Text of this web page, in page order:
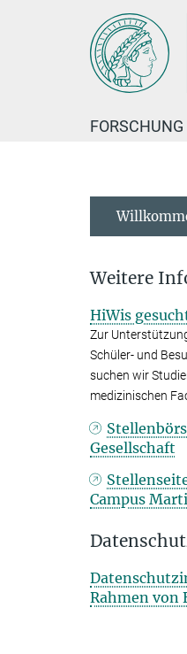
FORSCHUNG
Weitere
HiWis
Zur
Schüler- und
suchen wir
medizinischen
Gesellschaft
Campus
Rahmen von